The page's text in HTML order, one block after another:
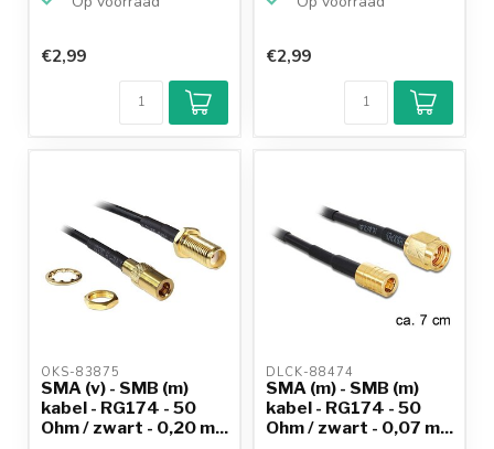
€2,99 €2,99
OKS-83875
SMA (v) - SMB (m)
kabel - RG174 - 50
Ohm / zwart - 0,20 m...
DLCK-88474
SMA (m) - SMB (m)
kabel - RG174 - 50
Ohm / zwart - 0,07 m...